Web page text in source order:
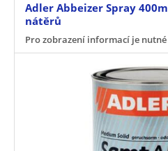
Adler Abbeizer Spray
nátěrů
Pro zobrazení informací je